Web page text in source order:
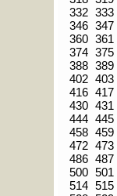
332 333
346 347
360 361
374 375
388 389
402 403
416 417
430 431
444 445
458 459
472 473
486 487
500 501
514 515